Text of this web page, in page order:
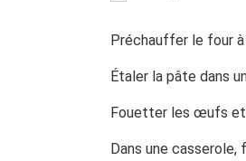
Préchauffer le four à
Étaler la pâte dans
Fouetter les œufs et
Dans une